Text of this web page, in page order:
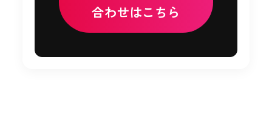
合わせはこちら